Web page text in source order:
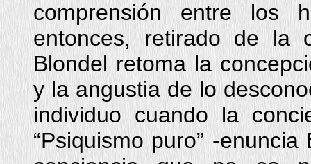
comprensión entre los
entonces, retirado de la
Blondel retoma la
y la angustia de lo
individuo cuando la
“Psiquismo puro” -